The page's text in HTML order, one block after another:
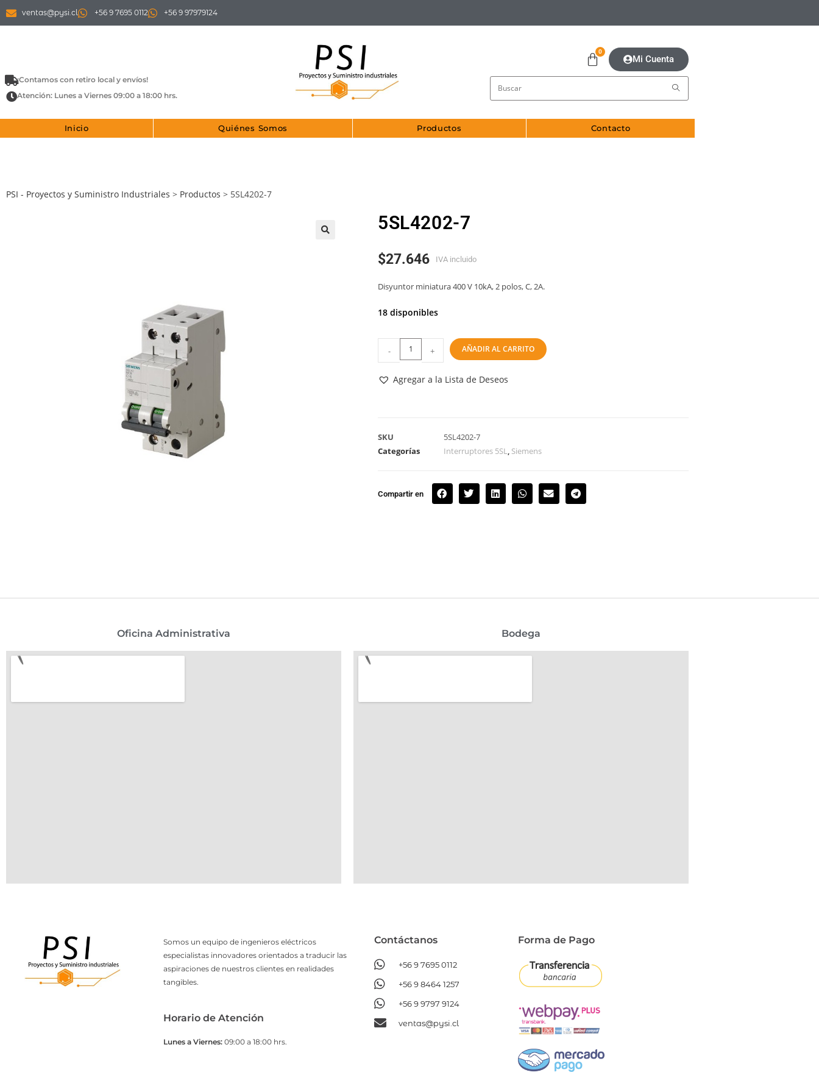
ventas@pysi.cl +56 9 7695 0112 +56 9 97979124
¡Contamos con retiro local y envíos!
Atención: Lunes a Viernes 09:00 a 18:00 hrs.
0
Mi Cuenta
Inicio Quiénes Somos Productos Contacto
PSI - Proyectos y Suministro Industriales > Productos > 5SL4202-7
5SL4202-7
$27.646 IVA incluido
Disyuntor miniatura 400 V 10kA, 2 polos, C, 2A.
18 disponibles
- + AÑADIR AL CARRITO
Agregar a la Lista de Deseos
SKU
5SL4202-7
Categorías
Interruptores 5SL, Siemens
Compartir en
Oficina Administrativa Bodega
Somos un equipo de ingenieros eléctricos
especialistas innovadores orientados a traducir las
aspiraciones de nuestros clientes en realidades
tangibles.
Horario de Atención
Lunes a Viernes:09:00 a 18:00 hrs.
Contáctanos​
+56 9 7695 0112
+56 9 8464 1257
+56 9 9797 9124
ventas@pysi.cl
Forma de Pago